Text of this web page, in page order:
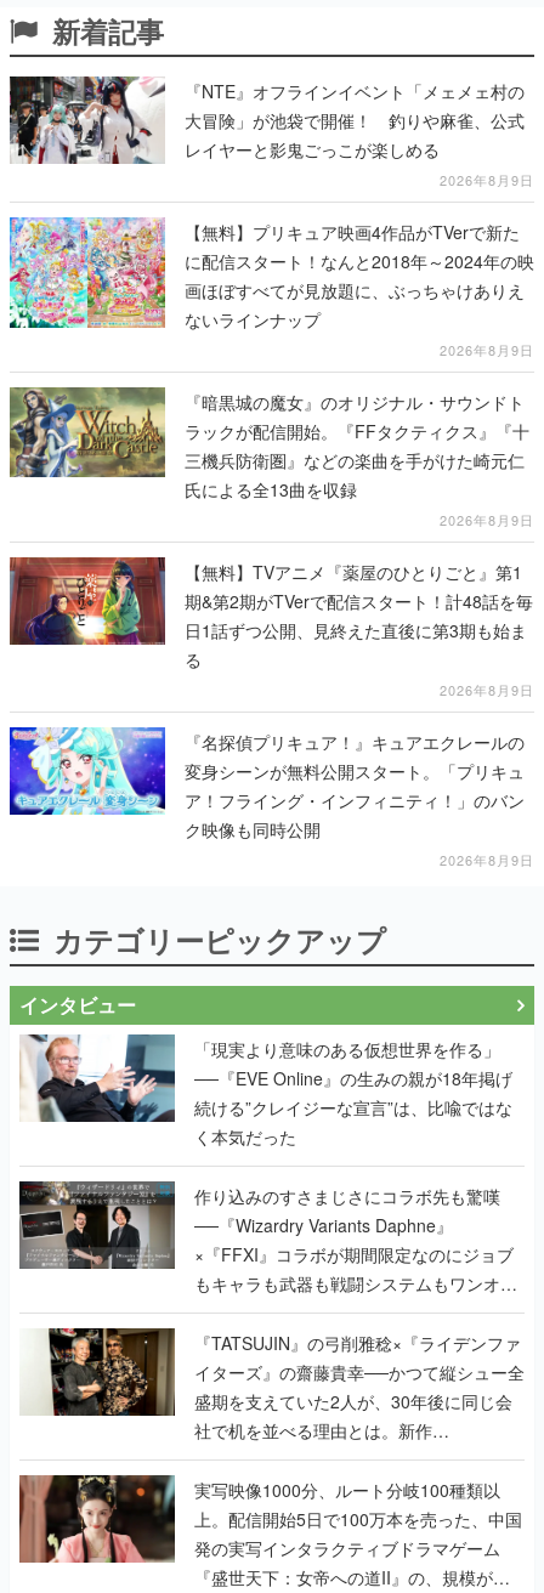
新着記事
『NTE』オフラインイベント「メェメェ村の
大冒険」が池袋で開催！ 釣りや麻雀、公式
レイヤーと影鬼ごっこが楽しめる
2026年8月9日
【無料】プリキュア映画4作品がTVerで新た
に配信スタート！なんと2018年～2024年の映
画ほぼすべてが見放題に、ぶっちゃけありえ
ないラインナップ
2026年8月9日
『暗黒城の魔女』のオリジナル・サウンドト
ラックが配信開始。『FFタクティクス』『十
三機兵防衛圏』などの楽曲を手がけた崎元仁
氏による全13曲を収録
2026年8月9日
【無料】TVアニメ『薬屋のひとりごと』第1
期&第2期がTVerで配信スタート！計48話を毎
日1話ずつ公開、見終えた直後に第3期も始ま
る
2026年8月9日
『名探偵プリキュア！』キュアエクレールの
変身シーンが無料公開スタート。「プリキュ
ア！フライング・インフィニティ！」のバン
ク映像も同時公開
2026年8月9日
カテゴリーピックアップ
インタビュー
「現実より意味のある仮想世界を作る」
──『EVE Online』の生みの親が18年掲げ
続ける”クレイジーな宣言”は、比喩ではな
く本気だった
作り込みのすさまじさにコラボ先も驚嘆
──『Wizardry Variants Daphne』
×『FFXI』コラボが期間限定なのにジョブ
もキャラも武器も戦闘システムもワンオフ
で作り込まれた理由を両ディレクターに聞
く
『TATSUJIN』の弓削雅稔×『ライデンファ
イターズ』の齋藤貴幸──かつて縦シュー全
盛期を支えていた2人が、30年後に同じ会
社で机を並べる理由とは。新作
『TATSUJIN EXTREME』で初タッグを組
んだレジェンド2人に訊く開発秘話
実写映像1000分、ルート分岐100種類以
上。配信開始5日で100万本を売った、中国
発の実写インタラクティブドラマゲーム
『盛世天下：女帝への道II』の、規模が違